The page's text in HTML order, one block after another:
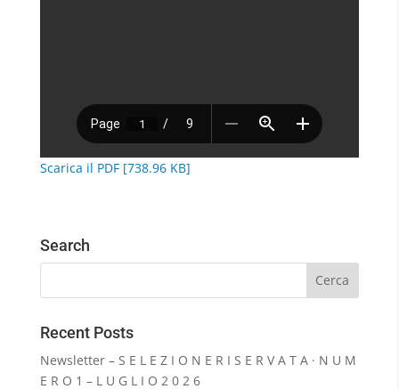
Scarica il PDF [738.96 KB]
Search
Recent Posts
Newsletter – S E L E Z I O N E R I S E R V A T A · N U M
E R O 1 – L U G L I O 2 0 2 6